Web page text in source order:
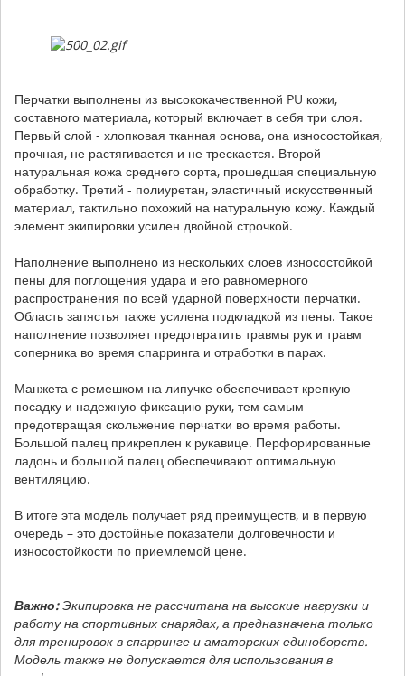
Перчатки выполнены из высококачественной PU кожи,
составного материала, который включает в себя три слоя.
Первый слой - хлопковая тканная основа, она износостойкая,
прочная, не растягивается и не трескается. Второй -
натуральная кожа среднего сорта, прошедшая специальную
обработку. Третий - полиуретан, эластичный искусственный
материал, тактильно похожий на натуральную кожу. Каждый
элемент экипировки усилен двойной строчкой.
Наполнение выполнено из нескольких слоев износостойкой
пены для поглощения удара и его равномерного
распространения по всей ударной поверхности перчатки.
Область запястья также усилена подкладкой из пены. Такое
наполнение позволяет предотвратить травмы рук и травм
соперника во время спарринга и отработки в парах.
Манжета с ремешком на липучке обеспечивает крепкую
посадку и надежную фиксацию руки, тем самым
предотвращая скольжение перчатки во время работы.
Большой палец прикреплен к рукавице. Перфорированные
ладонь и большой палец обеспечивают оптимальную
вентиляцию.
В итоге эта модель получает ряд преимуществ, и в первую
очередь – это достойные показатели долговечности и
износостойкости по приемлемой цене.
Важно:Экипировка не рассчитана на высокие нагрузки и
работу на спортивных снарядах, а предназначена только
для тренировок в спарринге и аматорских единоборств.
Модель также не допускается для использования в